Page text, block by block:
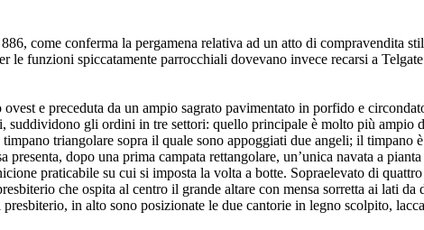
come conferma la pergamena relativa ad un atto di compravendita
funzioni spiccatamente parrocchiali dovevano invece recarsi a
e preceduta da un ampio sagrato pavimentato in porfido e
suddividono gli ordini in tre settori: quello principale è molto più ampio
triangolare sopra il quale sono appoggiati due angeli; il timpano
dopo una prima campata rettangolare, un’unica navata a
praticabile su cui si imposta la volta a botte. Sopraelevato di
che ospita al centro il grande altare con mensa sorretta ai lati
in alto sono posizionate le due cantorie in legno scolpito,